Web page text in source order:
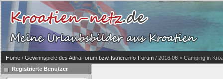
Home / Gewinnspiele des AdriaForum bzw. Istrien.info-Forum / 2016 06 > Camping in
Registrierte Benutzer